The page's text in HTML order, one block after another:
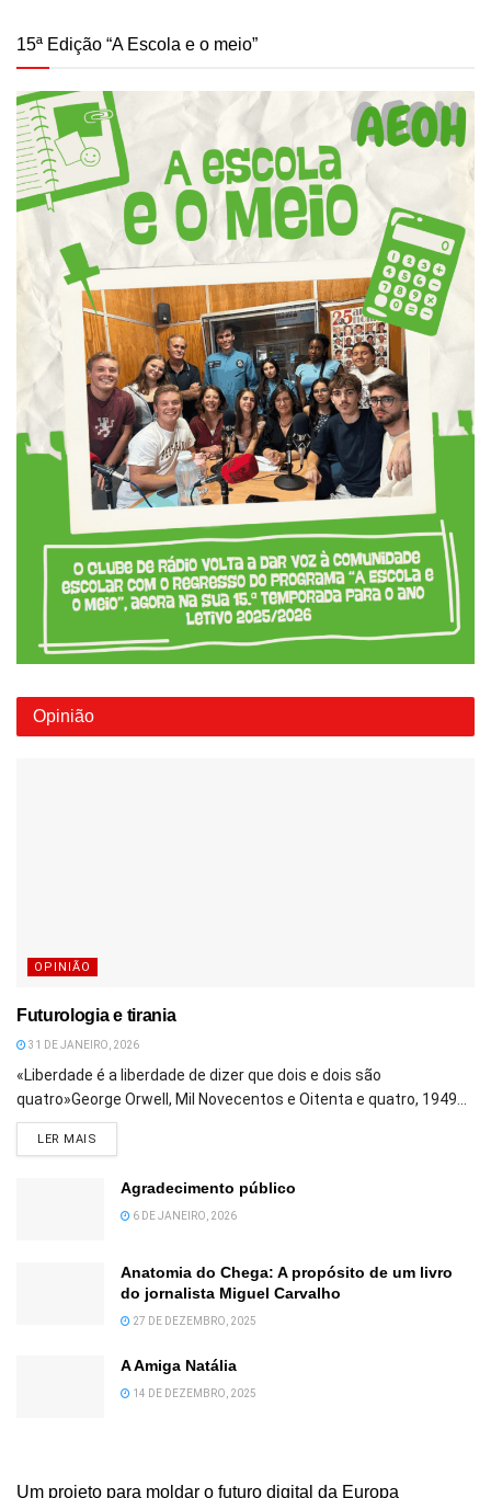
15ª Edição “A Escola e o meio”
Opinião
OPINIÃO
Futurologia e tirania
31 DE JANEIRO, 2026
«Liberdade é a liberdade de dizer que dois e dois são
quatro»George Orwell, Mil Novecentos e Oitenta e quatro, 1949...
LER MAIS
Agradecimento público
6 DE JANEIRO, 2026
Anatomia do Chega: A propósito de um livro
do jornalista Miguel Carvalho
27 DE DEZEMBRO, 2025
A Amiga Natália
14 DE DEZEMBRO, 2025
Um projeto para moldar o futuro digital da Europa